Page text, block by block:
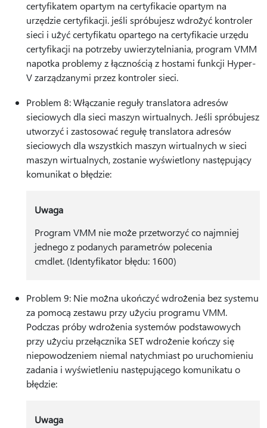
certyfikatem opartym na certyfikacie opartym na
urzędzie certyfikacji. jeśli spróbujesz wdrożyć kontroler
sieci i użyć certyfikatu opartego na certyfikacie urzędu
certyfikacji na potrzeby uwierzytelniania, program VMM
napotka problemy z łącznością z hostami funkcji Hyper-
V zarządzanymi przez kontroler sieci.
Problem 8: Włączanie reguły translatora adresów
sieciowych dla sieci maszyn wirtualnych. Jeśli spróbujesz
utworzyć i zastosować regułę translatora adresów
sieciowych dla wszystkich maszyn wirtualnych w sieci
maszyn wirtualnych, zostanie wyświetlony następujący
komunikat o błędzie:
Uwaga
Program VMM nie może przetworzyć co najmniej
jednego z podanych parametrów polecenia
cmdlet. (Identyfikator błędu: 1600)
Problem 9: Nie można ukończyć wdrożenia bez systemu
za pomocą zestawu przy użyciu programu VMM.
Podczas próby wdrożenia systemów podstawowych
przy użyciu przełącznika SET wdrożenie kończy się
niepowodzeniem niemal natychmiast po uruchomieniu
zadania i wyświetleniu następującego komunikatu o
błędzie:
Uwaga